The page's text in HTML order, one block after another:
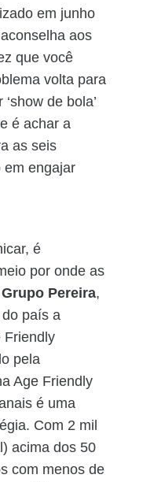
em junho
aos
que você
volta para
de bola’
é achar a
as seis
em engajar
é
por onde as
Grupo Pereira,
país a
Friendly
pela
Age Friendly
é uma
Com 2 mil
acima dos 50
com menos de